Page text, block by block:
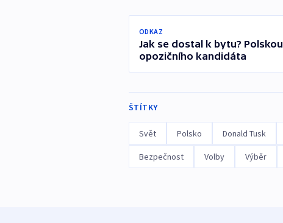
ODKAZ
Jak se dostal k bytu?
opozičního kandidáta
ŠTÍTKY
Svět Polsko Donald Tusk
Bezpečnost Volby Výběr